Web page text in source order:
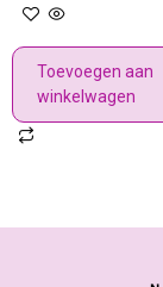
Toevoegen aan
winkelwagen